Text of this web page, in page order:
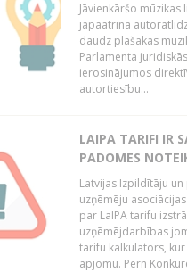
Jāvienkāršo
jāpaātrina
daudz plašākas
Parlamenta
ierosinājumos
autortiesību...
LAIPA TARIFI IR
PADOMES
Latvijas Izpildītāju
uzņēmēju
par LaIPA tarifu
uzņēmējdarbības
tarifu kalkulators,
apjomu. Pērn